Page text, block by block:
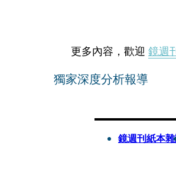
更多內容，歡迎 鏡週
獨家深度分析報導
鏡週刊紙本